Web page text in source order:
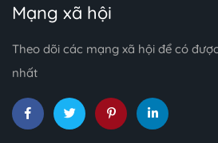
Mạng xã hội
Theo dõi các mạng xã hội để có
nhất